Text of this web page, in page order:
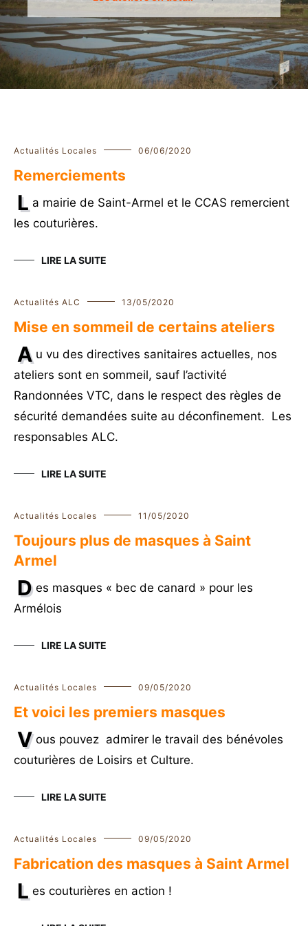
Actualités Locales 06/06/2020
Remerciements
L a mairie de Saint-Armel et le CCAS remercient
les couturières.
LIRE LA SUITE
Actualités ALC 13/05/2020
Mise en sommeil de certains ateliers
A u vu des directives sanitaires actuelles, nos
ateliers sont en sommeil, sauf l’activité
Randonnées VTC, dans le respect des règles de
sécurité demandées suite au déconfinement. Les
responsables ALC.
LIRE LA SUITE
Actualités Locales 11/05/2020
Toujours plus de masques à Saint
Armel
D es masques « bec de canard » pour les
Armélois
LIRE LA SUITE
Actualités Locales 09/05/2020
Et voici les premiers masques
V ous pouvez admirer le travail des bénévoles
couturières de Loisirs et Culture.
LIRE LA SUITE
Actualités Locales 09/05/2020
Fabrication des masques à Saint Armel
L es couturières en action !